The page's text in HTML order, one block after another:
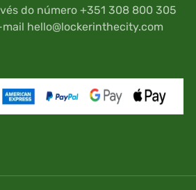
do número +351 308 800 305
hello@lockerinthecity.com